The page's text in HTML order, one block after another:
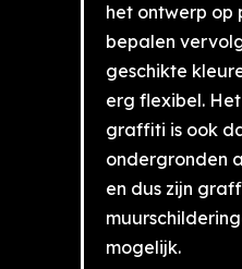
het ontwerp op
bepalen
geschikte
erg flexibel.
graffiti is ook
ondergronden
en dus zijn
mogelijk.